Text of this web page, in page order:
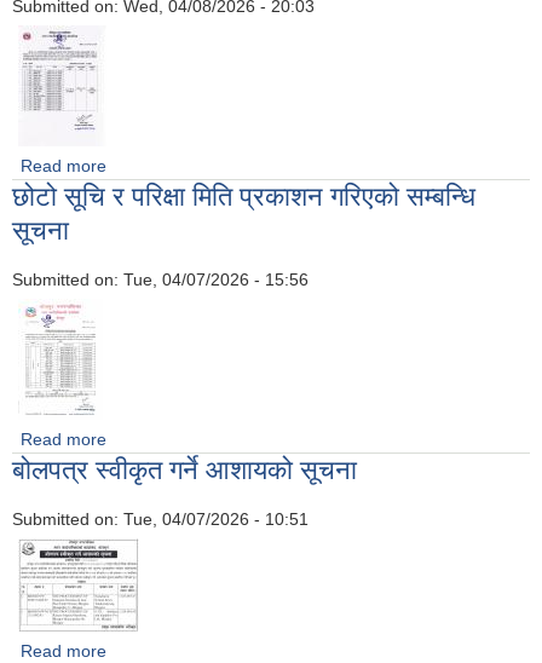
Submitted on: Wed, 04/08/2026 - 20:03
Read more
छोटो सूचि र परिक्षा मिति प्रकाशन गरिएको सम्बन्धि
सूचना
Submitted on: Tue, 04/07/2026 - 15:56
Read more
बोलपत्र स्वीकृत गर्ने आशायको सूचना
Submitted on: Tue, 04/07/2026 - 10:51
Read more